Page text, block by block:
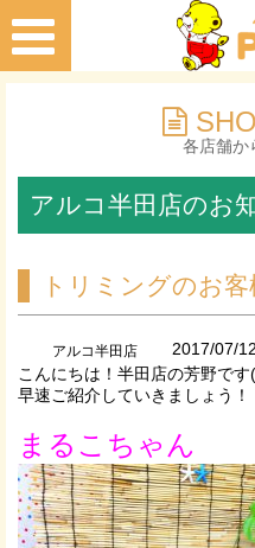
各店舗か
アルコ半田店のお
トリミングのお客
アルコ半田店 2017/07/12
こんにちは！半田店の芳野です
早速ご紹介していきましょう！
まるこちゃん